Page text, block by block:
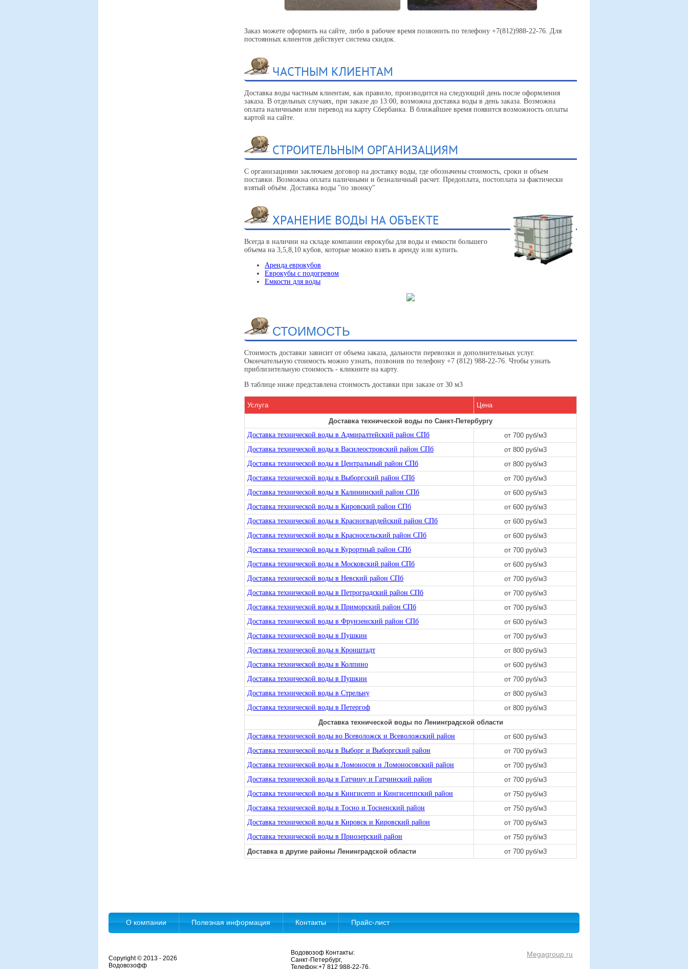
Заказ можете оформить на сайте, либо в рабочее время позвонить по телефону +7(812)988-22-76. Для
постоянных клиентов действует система скидок.
ЧАСТНЫМ КЛИЕНТАМ
Доставка воды частным клиентам, как правило, производится на следующий день после оформления
заказа. В отдельных случаях, при заказе до 13:00, возможна доставка воды в день заказа. Возможна
оплата наличными или перевод на карту Сбербанка. В ближайшее время появится возможность оплаты
картой на сайте.
СТРОИТЕЛЬНЫМ ОРГАНИЗАЦИЯМ
С организациями заключаем договор на доставку воды, где обозначены стоимость, сроки и объем
поставки. Возможна оплата наличными и безналичный расчет. Предоплата, постоплата за фактически
взятый объём. Доставка воды "по звонку"
ХРАНЕНИЕ ВОДЫ НА ОБЪЕКТЕ
Всегда в наличии на складе компании еврокубы для воды и емкости большего
объема на 3,5,8,10 кубов, которые можно взять в аренду или купить.
Аренда еврокубов
Еврокубы с подогревом
Емкости для воды
СТОИМОСТЬ
Стоимость доставки зависит от объема заказа, дальности перевозки и дополнительных услуг.
Окончательную стоимость можно узнать, позвонив по телефону +7 (812) 988-22-76. Чтобы узнать
приблизительную стоимость - кликните на карту.
В таблице ниже представлена стоимость доставки при заказе от 30 м3
Услуга Цена
Доставка технической воды по Санкт-Петербургу
Доставка технической воды в Адмиралтейский район СПб
от 700 руб/м3
Доставка технической воды в Василеостровский район СПб
от 800 руб/м3
Доставка технической воды в Центральный район СПб
от 800 руб/м3
Доставка технической воды в Выборгский район СПб
от 700 руб/м3
Доставка технической воды в Калининский район СПб
от 600 руб/м3
Доставка технической воды в Кировский район СПб
от 600 руб/м3
Доставка технической воды в Красногвардейский район СПб
от 600 руб/м3
Доставка технической воды в Красносельский район СПб
от 600 руб/м3
Доставка технической воды в Курортный район СПб
от 700 руб/м3
Доставка технической воды в Московский район СПб
от 600 руб/м3
Доставка технической воды в Невский район СПб
от 700 руб/м3
Доставка технической воды в Петроградский район СПб
от 700 руб/м3
Доставка технической воды в Приморский район СПб
от 700 руб/м3
Доставка технической воды в Фрунзенский район СПб
от 600 руб/м3
Доставка технической воды в Пушкин
от 700 руб/м3
Доставка технической воды в Кронштадт
от 800 руб/м3
Доставка технической воды в Колпино
от 600 руб/м3
Доставка технической воды в Пушкин
от 700 руб/м3
Доставка технической воды в Стрельну
от 800 руб/м3
Доставка технической воды в Петергоф
от 800 руб/м3
Доставка технической воды по Ленинградской области
Доставка технической воды во Всеволожск и Всеволожский район
от 600 руб/м3
Доставка технической воды в Выборг и Выборгский район
от 700 руб/м3
Доставка технической воды в Ломоносов и Ломоносовский район
от 700 руб/м3
Доставка технической воды в Гатчину и Гатчинский район
от 700 руб/м3
Доставка технической воды в Кингисепп и Кингисеппский район
от 750 руб/м3
Доставка технической воды в Тосно и Тосненский район
от 750 руб/м3
Доставка технической воды в Кировск и Кировский район
от 700 руб/м3
Доставка технической воды в Приозерский район
от 750 руб/м3
Доставка в другие районы Ленинградской области
от 700 руб/м3
О компании Полезная информация Контакты Прайс-лист
Copyright © 2013 - 2026
Водовозофф
Водовозоф Контакты:
Санкт-Петербург,
Телефон:+7 812 988-22-76
Megagroup.ru